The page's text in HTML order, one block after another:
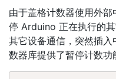
由于盖格计数器使用外
停 Arduino 正在执行的
其它设备通信，突然插
数器库提供了暂停计数功